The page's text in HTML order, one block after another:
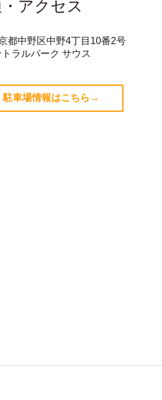
アクセス
都中野区中野4丁目10番2号
ラルパーク サウス
駐車場情報はこちら→